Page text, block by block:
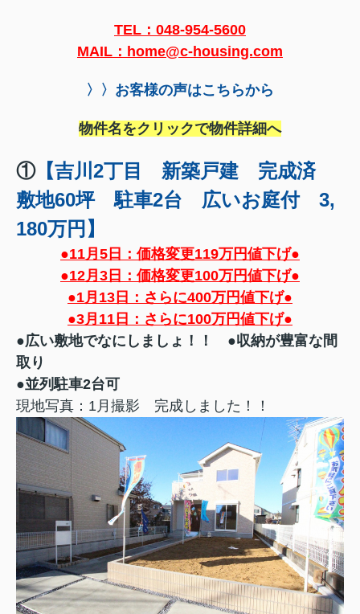
TEL：048-954-5600
MAIL：home@c-housing.com
〉〉お客様の声はこちらから
物件名をクリックで物件詳細へ
①【吉川2丁目 新築戸建 完成済
敷地60坪 駐車2台 広いお庭付 3,
180万円】
●11月5日：価格変更119万円値下げ●
●12月3日：価格変更100万円値下げ●
●1月13日：さらに400万円値下げ●
●3月11日：さらに100万円値下げ●
●広い敷地でなにしましょ！！
●収納が豊富な間
取り
●並列駐車2台可
現地写真：1月撮影 完成しました！！